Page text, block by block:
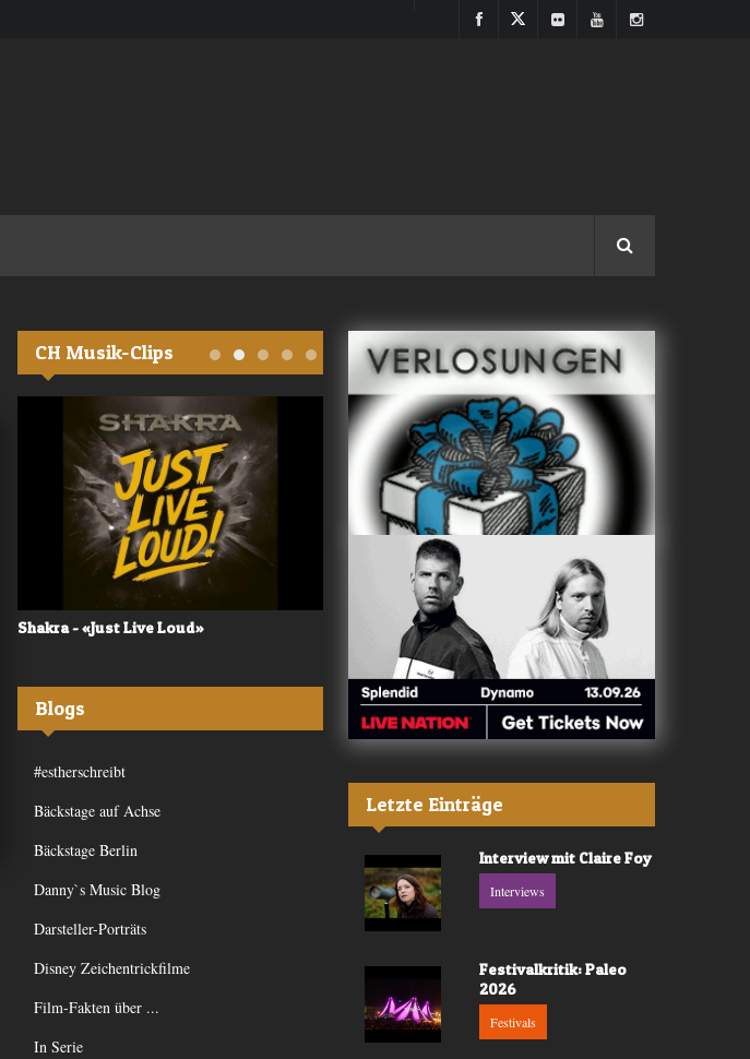
CH Musik-Clips
Shakra - «Just Live Loud» Valerù - «IL MARE»
Blogs
#estherschreibt
Bäckstage auf Achse
Bäckstage Berlin
Danny`s Music Blog
Darsteller-Porträts
Disney Zeichentrickfilme
Film-Fakten über ...
In Serie
Letzte Einträge
Interview mit Claire Foy
Interviews
Festivalkritik: Paleo
2026
Festivals